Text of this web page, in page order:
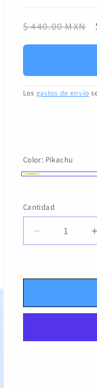
Precio
habitual
$ 440.00 MXN
Los gastos de envío
Color: Pikachu
Cantidad
Cantidad
Reducir
cantidad